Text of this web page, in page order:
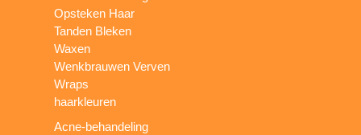
Opsteken Haar
Tanden Bleken
Waxen
Wenkbrauwen Verven
Wraps
haarkleuren
Acne-behandeling